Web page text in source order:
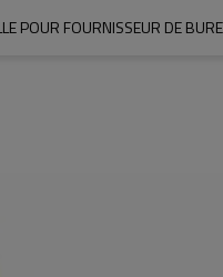
POUR FOURNISSEUR DE